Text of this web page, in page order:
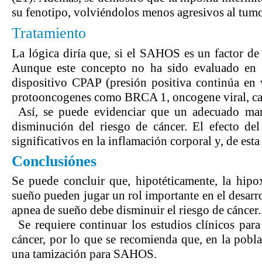
su fenotipo, volviéndolos menos agresivos al
Tratamiento
La lógica diría que, si el SAHOS es un factor de
Aunque este concepto no ha sido evaluado
dispositivo CPAP (presión positiva continúa en
protooncogenes como BRCA 1, oncogene viral,
Así, se puede evidenciar que un adecuado
disminución del riesgo de cáncer. El efecto
significativos en la inflamación corporal y, de
Conclusiónes
Se puede concluir que, hipotéticamente, la
sueño pueden jugar un rol importante en el
apnea de sueño debe disminuir el riesgo de cáncer.
Se requiere continuar los estudios clínicos
cáncer, por lo que se recomienda que, en la
una tamización para SAHOS.